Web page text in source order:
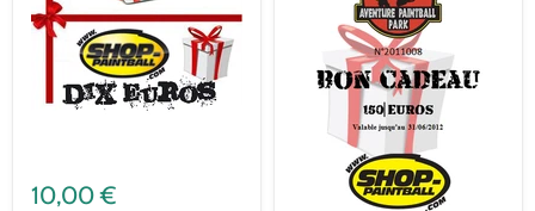
10,00 €